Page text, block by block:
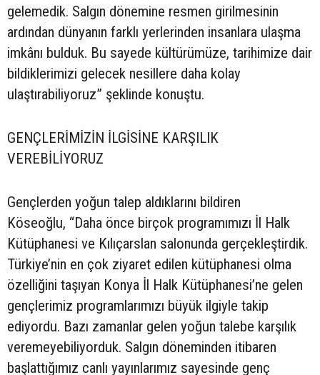
gelemedik. Salgın dönemine resmen girilmesinin
ardından dünyanın farklı yerlerinden insanlara ulaşma
imkânı bulduk. Bu sayede kültürümüze, tarihimize dair
bildiklerimizi gelecek nesillere daha kolay
ulaştırabiliyoruz” şeklinde konuştu.
GENÇLERİMİZİN İLGİSİNE KARŞILIK
VEREBİLİYORUZ
Gençlerden yoğun talep aldıklarını bildiren
Köseoğlu, “Daha önce birçok programımızı İl Halk
Kütüphanesi ve Kılıçarslan salonunda gerçekleştirdik.
Türkiye’nin en çok ziyaret edilen kütüphanesi olma
özelliğini taşıyan Konya İl Halk Kütüphanesi’ne gelen
gençlerimiz programlarımızı büyük ilgiyle takip
ediyordu. Bazı zamanlar gelen yoğun talebe karşılık
veremeyebiliyorduk. Salgın döneminden itibaren
başlattığımız canlı yayınlarımız sayesinde genç